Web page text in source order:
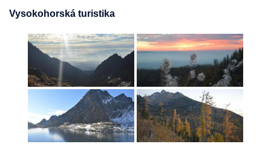
Vysokohorská turistika